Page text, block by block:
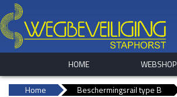
HOME WEBSHOP
Home Beschermingsrail type B